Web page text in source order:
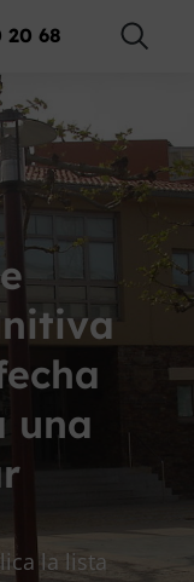
20 68
una
la lista